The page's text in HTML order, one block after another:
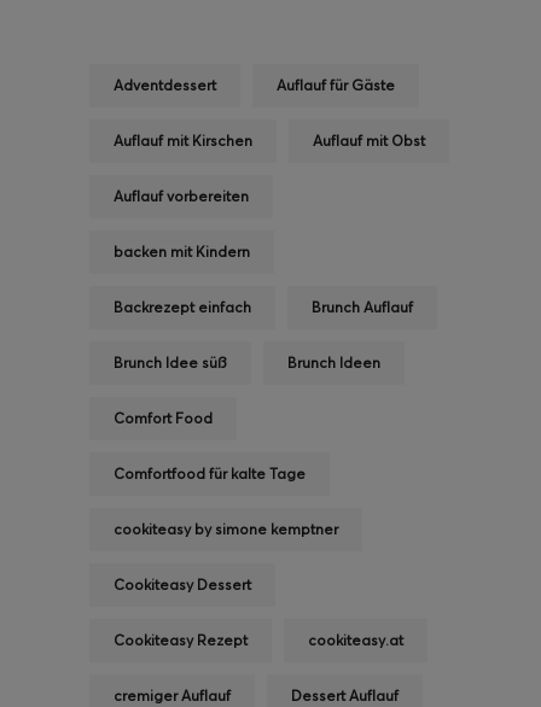
Adventdessert Auflauf für Gäste
Auflauf mit Kirschen Auflauf mit Obst
Auflauf vorbereiten
backen mit Kindern
Backrezept einfach Brunch Auflauf
Brunch Idee süß Brunch Ideen
Comfort Food
Comfortfood für kalte Tage
cookiteasy by simone kemptner
Cookiteasy Dessert
Cookiteasy Rezept cookiteasy.at
cremiger Auflauf Dessert Auflauf